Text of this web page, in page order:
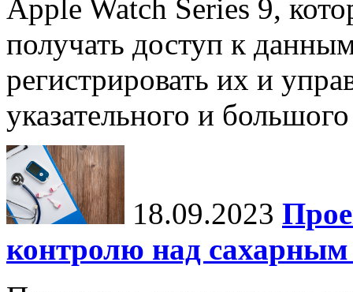
Apple Watch Series 9,
получать доступ к
регистрировать их и
указательного и
18.09.2023
контролю над